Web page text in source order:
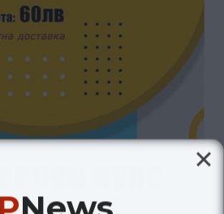
News